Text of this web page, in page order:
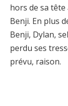
hors de sa tête
Benji. En plus
Benji, Dylan,
perdu ses
prévu, raison.